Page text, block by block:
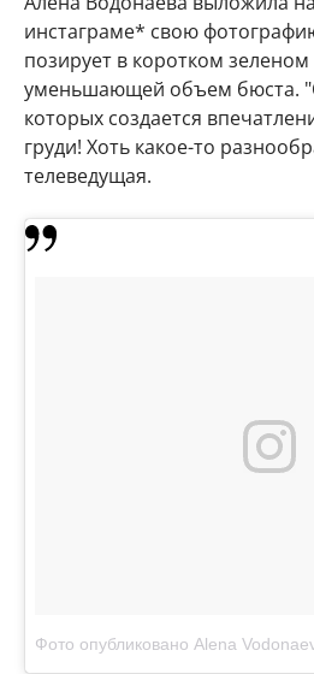
инстаграме* свою
позирует в коротком
уменьшающей объем бюста.
которых создается
груди! Хоть какое-то
телеведущая.